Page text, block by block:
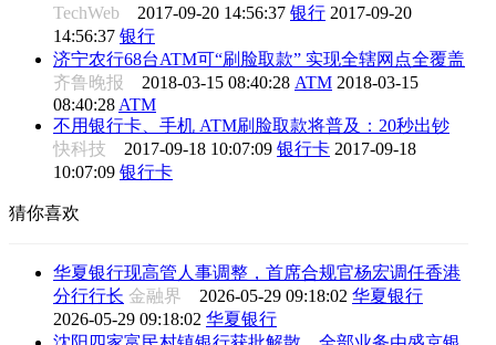
TechWeb 2017-09-20 14:56:37 银行 2017-09-20
14:56:37 银行
济宁农行68台ATM可“刷脸取款” 实现全辖网点全覆盖
齐鲁晚报 2018-03-15 08:40:28 ATM 2018-03-15
08:40:28 ATM
不用银行卡、手机 ATM刷脸取款将普及：20秒出钞
快科技 2017-09-18 10:07:09 银行卡 2017-09-18
10:07:09 银行卡
猜你喜欢
华夏银行现高管人事调整，首席合规官杨宏调任香港
分行行长 金融界 2026-05-29 09:18:02 华夏银行
2026-05-29 09:18:02 华夏银行